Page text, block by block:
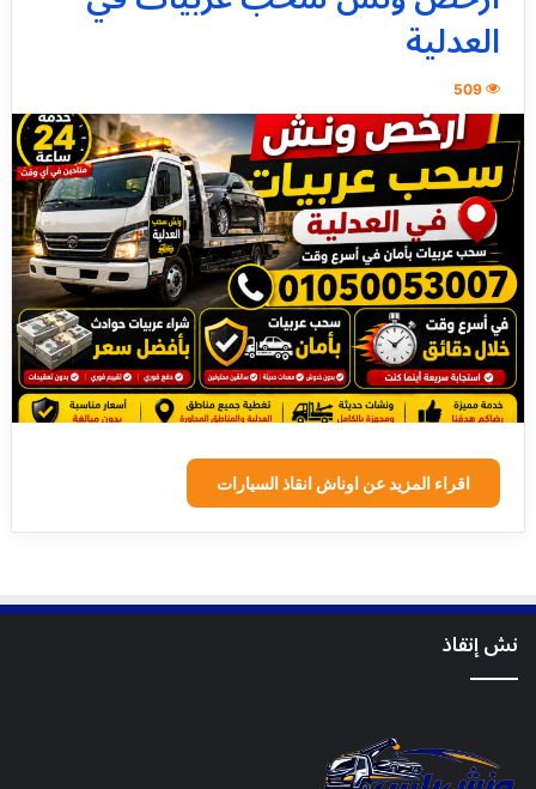
العدلية
509
اقراء المزيد عن اوناش انقاذ السيارات
نش إنقاذ